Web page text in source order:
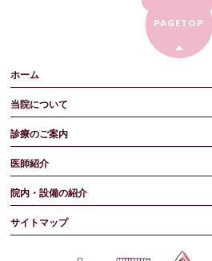
PAGETOP
ホーム
当院について
診療のご案内
医師紹介
院内・設備の紹介
サイトマップ